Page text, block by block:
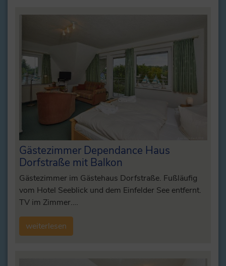
Gästezimmer Dependance Haus
Dorfstraße mit Balkon
Gästezimmer im Gästehaus Dorfstraße. Fußläufig
vom Hotel Seeblick und dem Einfelder See entfernt.
TV im Zimmer.…
weiterlesen